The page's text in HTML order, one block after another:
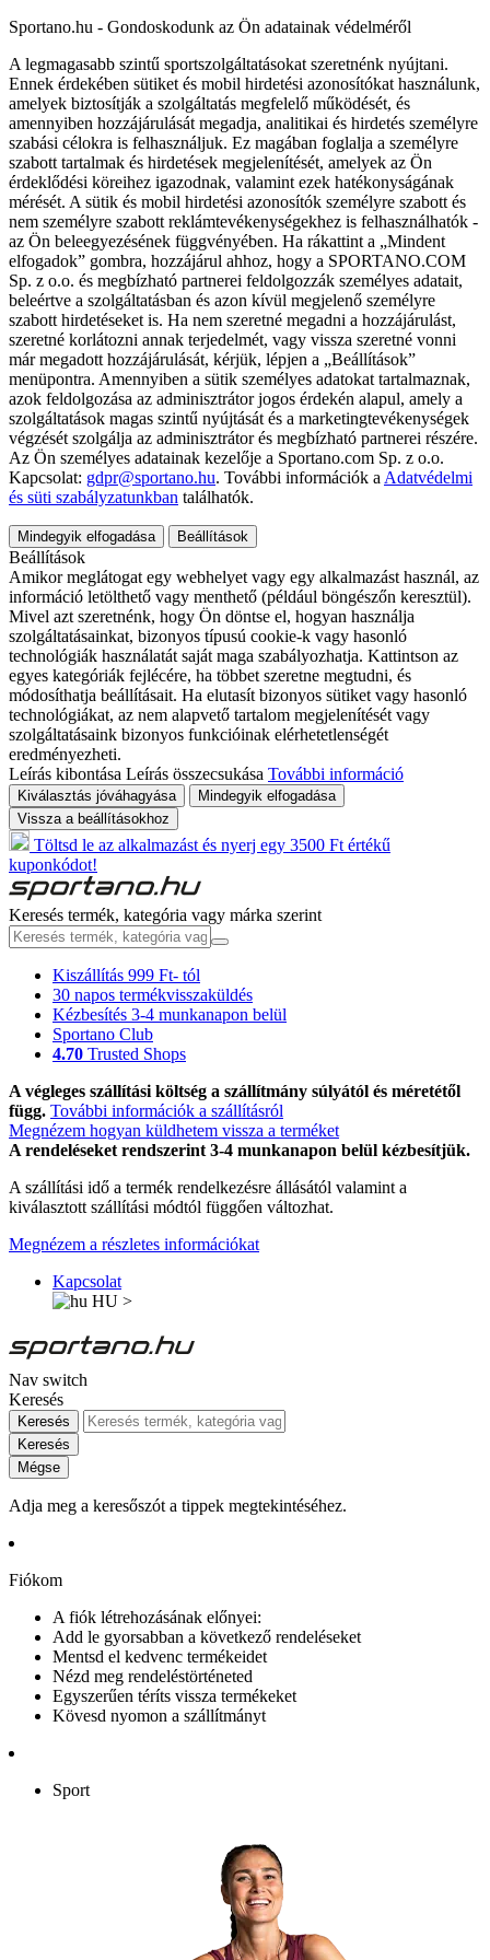
Sportano.hu - Gondoskodunk az Ön adatainak védelméről
A legmagasabb szintű sportszolgáltatásokat szeretnénk nyújtani.
Ennek érdekében sütiket és mobil hirdetési azonosítókat használunk,
amelyek biztosítják a szolgáltatás megfelelő működését, és
amennyiben hozzájárulását megadja, analitikai és hirdetés személyre
szabási célokra is felhasználjuk. Ez magában foglalja a személyre
szabott tartalmak és hirdetések megjelenítését, amelyek az Ön
érdeklődési köreihez igazodnak, valamint ezek hatékonyságának
mérését. A sütik és mobil hirdetési azonosítók személyre szabott és
nem személyre szabott reklámtevékenységekhez is felhasználhatók -
az Ön beleegyezésének függvényében. Ha rákattint a „Mindent
elfogadok” gombra, hozzájárul ahhoz, hogy a SPORTANO.COM
Sp. z o.o. és megbízható partnerei feldolgozzák személyes adatait,
beleértve a szolgáltatásban és azon kívül megjelenő személyre
szabott hirdetéseket is. Ha nem szeretné megadni a hozzájárulást,
szeretné korlátozni annak terjedelmét, vagy vissza szeretné vonni
már megadott hozzájárulását, kérjük, lépjen a „Beállítások”
menüpontra. Amennyiben a sütik személyes adatokat tartalmaznak,
azok feldolgozása az adminisztrátor jogos érdekén alapul, amely a
szolgáltatások magas szintű nyújtását és a marketingtevékenységek
végzését szolgálja az adminisztrátor és megbízható partnerei részére.
Az Ön személyes adatainak kezelője a Sportano.com Sp. z o.o.
Kapcsolat: gdpr@sportano.hu. További információk a Adatvédelmi
és süti szabályzatunkban találhatók.
Mindegyik elfogadása Beállítások
Beállítások
Amikor meglátogat egy webhelyet vagy egy alkalmazást használ, az
információ letölthető vagy menthető (például böngészőn keresztül).
Mivel azt szeretnénk, hogy Ön döntse el, hogyan használja
szolgáltatásainkat, bizonyos típusú cookie-k vagy hasonló
technológiák használatát saját maga szabályozhatja. Kattintson az
egyes kategóriák fejlécére, ha többet szeretne megtudni, és
módosíthatja beállításait. Ha elutasít bizonyos sütiket vagy hasonló
technológiákat, az nem alapvető tartalom megjelenítését vagy
szolgáltatásaink bizonyos funkcióinak elérhetetlenségét
eredményezheti.
Leírás kibontása Leírás összecsukása További információ
Kiválasztás jóváhagyása
Mindegyik elfogadása
Vissza a beállításokhoz
Töltsd le az alkalmazást és nyerj egy 3500 Ft értékű
kuponkódot!
Keresés termék, kategória vagy márka szerint
Kiszállítás 999 Ft- tól
30 napos termékvisszaküldés
Kézbesítés 3-4 munkanapon belül
Sportano Club
4.70 Trusted Shops
A végleges szállítási költség a szállítmány súlyától és méretétől
függ. További információk a szállításról
Megnézem hogyan küldhetem vissza a terméket
A rendeléseket rendszerint 3-4 munkanapon belül kézbesítjük.
A szállítási idő a termék rendelkezésre állásától valamint a
kiválasztott szállítási módtól függően változhat.
Megnézem a részletes információkat
Kapcsolat
HU >
Nav switch
Keresés
Keresés
Keresés
Mégse
Adja meg a keresőszót a tippek megtekintéséhez.
Fiókom
A fiók létrehozásának előnyei:
Add le gyorsabban a következő rendeléseket
Mentsd el kedvenc termékeidet
Nézd meg rendeléstörténeted
Egyszerűen téríts vissza termékeket
Kövesd nyomon a szállítmányt
Sport